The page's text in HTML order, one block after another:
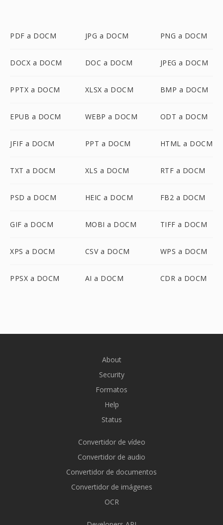
PDF a DOCM JPG a DOCM PNG a DOCM
DOCX a DOCM DOC a DOCM JPEG a DOCM
PPTX a DOCM XLSX a DOCM BMP a DOCM
EPUB a DOCM WEBP a DOCM ODT a DOCM
JFIF a DOCM PPT a DOCM HTML a DOCM
TXT a DOCM XLS a DOCM RTF a DOCM
PSD a DOCM HEIC a DOCM FB2 a DOCM
GIF a DOCM MOBI a DOCM TIFF a DOCM
XPS a DOCM CSV a DOCM WPS a DOCM
PPSX a DOCM AI a DOCM CDR a DOCM
About
Security
Formatos
Help
Status
Convertidor de vídeo
Convertidor de audio
Convertidor de documentos
Convertidor de imágenes
OCR